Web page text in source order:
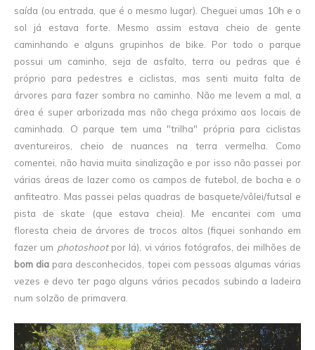
saída (ou entrada, que é o mesmo lugar). Cheguei umas 10h e o
sol já estava forte. Mesmo assim estava cheio de gente
caminhando e alguns grupinhos de bike. Por todo o parque
possui um caminho, seja de asfalto, terra ou pedras que é
próprio para pedestres e ciclistas, mas senti muita falta de
árvores para fazer sombra no caminho. Não me levem a mal, a
área é super arborizada mas não chega próximo aos locais de
caminhada. O parque tem uma "trilha" própria para ciclistas
aventureiros, cheio de nuances na terra vermelha. Como
comentei, não havia muita sinalização e por isso não passei por
várias áreas de lazer como os campos de futebol, de bocha e o
anfiteatro. Mas passei pelas quadras de basquete/vôlei/futsal e
pista de skate (que estava cheia). Me encantei com uma
floresta cheia de árvores de trocos altos (fiquei sonhando em
fazer um photoshootpor lá), vi vários fotógrafos, dei milhões de
bom dia para desconhecidos, topei com pessoas algumas várias
vezes e devo ter pago alguns vários pecados subindo a ladeira
num solzão de primavera.